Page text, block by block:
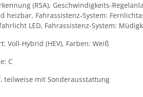
(RSA), Geschwindigkeits-
heizbar, Fahrassistenz-System:
LED, Fahrassistenz-System:
Voll-Hybrid (HEV), Farben: Weiß
C
teilweise mit Sonderausstattung